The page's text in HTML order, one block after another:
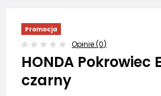
Promocja
Opinie (0)
HONDA Pokrowiec
czarny